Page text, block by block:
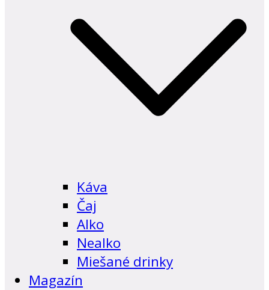
Káva
Čaj
Alko
Nealko
Miešané drinky
Magazín